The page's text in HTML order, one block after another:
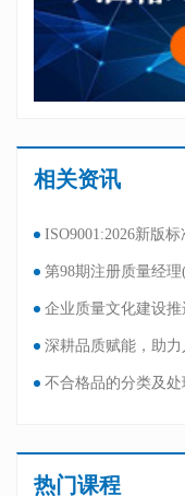
相关资讯
ISO9001:2026新版标
第98期注册质量经理
企业质量文化建设推
深耕品质赋能，助力
不合格品的分类及
热门课程